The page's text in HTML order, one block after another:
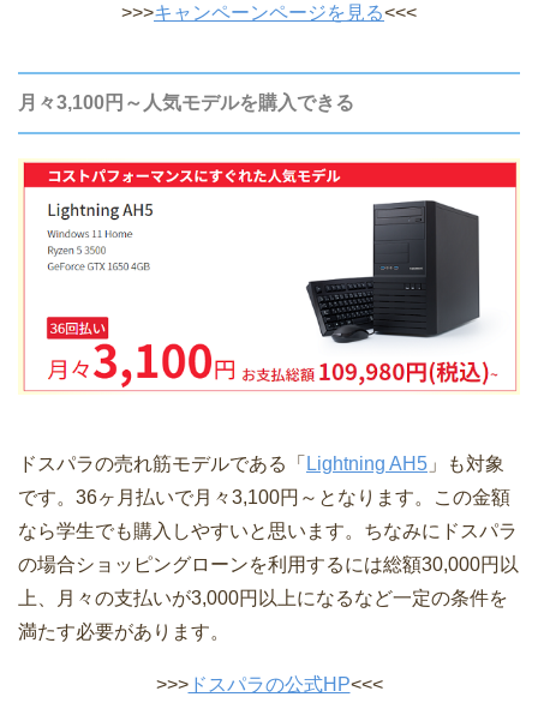
>>>キャンペーンページを見る<<<
月々3,100円～人気モデルを購入できる
ドスパラの売れ筋モデルである「 Lightning AH5 」も対象
です。36ヶ月払いで月々3,100円～となります。この金額
なら学生でも購入しやすいと思います。ちなみにドスパラ
の場合ショッピングローンを利用するには総額30,000円以
上、月々の支払いが3,000円以上になるなど一定の条件を
満たす必要があります。
>>>ドスパラの公式HP<<<